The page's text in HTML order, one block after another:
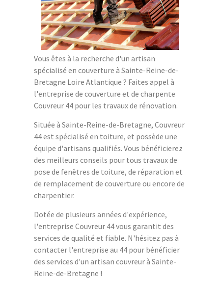
Vous êtes à la recherche d'un artisan
spécialisé en couverture à Sainte-Reine-de-
Bretagne Loire Atlantique ? Faites appel à
l'entreprise de couverture et de charpente
Couvreur 44 pour les travaux de rénovation.
Située à Sainte-Reine-de-Bretagne, Couvreur
44 est spécialisé en toiture, et possède une
équipe d'artisans qualifiés. Vous bénéficierez
des meilleurs conseils pour tous travaux de
pose de fenêtres de toiture, de réparation et
de remplacement de couverture ou encore de
charpentier.
Dotée de plusieurs années d'expérience,
l'entreprise Couvreur 44 vous garantit des
services de qualité et fiable. N'hésitez pas à
contacter l'entreprise au 44 pour bénéficier
des services d'un artisan couvreur à Sainte-
Reine-de-Bretagne !